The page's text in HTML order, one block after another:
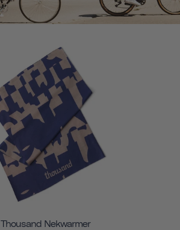
Thousand Nekwarmer